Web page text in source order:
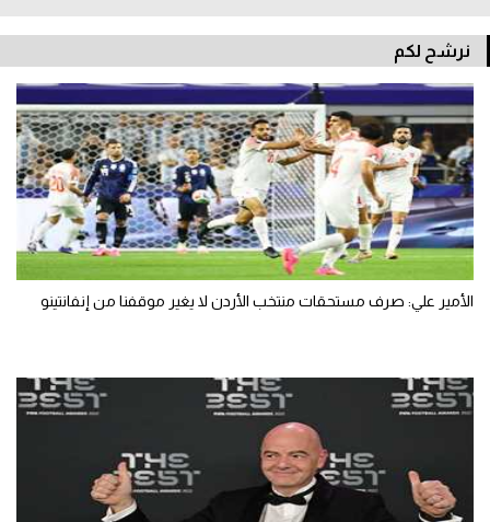
نرشح لكم
الأمير علي: صرف مستحقات منتخب الأردن لا يغير موقفنا من إنفانتينو